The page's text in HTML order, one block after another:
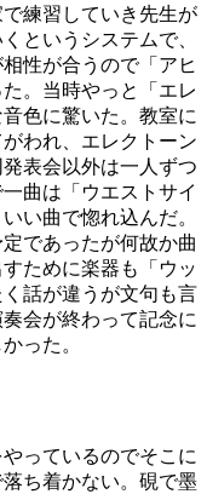
練習していき先生が
というシステムで、
性が合うので「アヒ
。当時やっと「エレ
色に驚いた。教室に
われ、エレクトーン
表会以外は一人ずつ
曲は「ウエストサイ
い曲で惚れ込んだ。
であったが何故か曲
ために楽器も「ウッ
話が違うが文句も言
会が終わって記念に
った。
っているのでそこに
ち着かない。硯で墨